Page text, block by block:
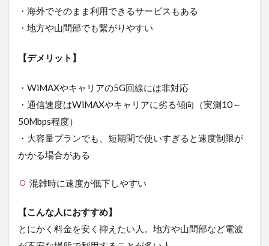
用す
る際
ト
①自
宅で
も外
でも
Wi-Fi
が自
由に
でき
5.2
②通
信量
・海外でそのまま利用できるサービスもある
・地方や山間部でも繋がりやすい
【デメリット】
・WiMAXやキャリアの5G回線には非対応
・通信速度はWiMAXやキャリアに劣る傾向（実測10～
50Mbps程度）
・大容量プランでも、短期間で使いすぎると速度制限が
かかる場合がある
混雑時に速度が低下しやすい
【こんな人におすすめ】
とにかく料金を安く抑えたい人。地方や山間部など電波